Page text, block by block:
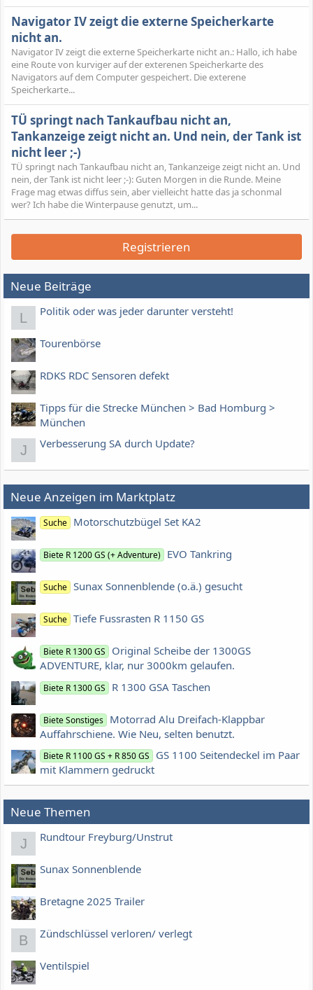
Navigator IV zeigt die externe Speicherkarte
nicht an.
Navigator IV zeigt die externe Speicherkarte nicht an.: Hallo, ich habe
eine Route von kurviger auf der exterenen Speicherkarte des
Navigators auf dem Computer gespeichert. Die exterene
Speicherkarte...
TÜ springt nach Tankaufbau nicht an,
Tankanzeige zeigt nicht an. Und nein, der Tank ist
nicht leer ;-)
TÜ springt nach Tankaufbau nicht an, Tankanzeige zeigt nicht an. Und
nein, der Tank ist nicht leer ;-): Guten Morgen in die Runde. Meine
Frage mag etwas diffus sein, aber vielleicht hatte das ja schonmal
wer? Ich habe die Winterpause genutzt, um...
Registrieren
Neue Beiträge
L Politik oder was jeder darunter versteht!
Tourenbörse
RDKS RDC Sensoren defekt
Tipps für die Strecke München > Bad Homburg >
München
J Verbesserung SA durch Update?
Neue Anzeigen im Marktplatz
Suche Motorschutzbügel Set KA2
Biete R 1200 GS (+ Adventure) EVO Tankring
Suche Sunax Sonnenblende (o.ä.) gesucht
Suche Tiefe Fussrasten R 1150 GS
Biete R 1300 GS
Original Scheibe der 1300GS
ADVENTURE, klar, nur 3000km gelaufen.
Biete R 1300 GS R 1300 GSA Taschen
Biete Sonstiges Motorrad Alu Dreifach-Klappbar
Auffahrschiene. Wie Neu, selten benutzt.
Biete R 1100 GS + R 850 GS
GS 1100 Seitendeckel im Paar
mit Klammern gedruckt
Neue Themen
J Rundtour Freyburg/Unstrut
Sunax Sonnenblende
Bretagne 2025 Trailer
B Zündschlüssel verloren/ verlegt
Ventilspiel